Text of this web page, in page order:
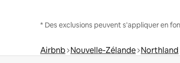
* Des exclusions peuvent s'appliquer en
Airbnb Nouvelle-Zélande Northland